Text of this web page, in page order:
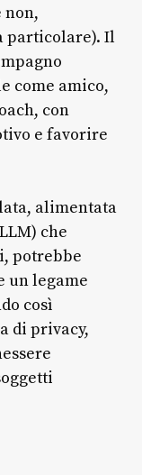
non,
particolare). Il
come amico,
con
e favorire
alimentata
che
potrebbe
un legame
così
di privacy,